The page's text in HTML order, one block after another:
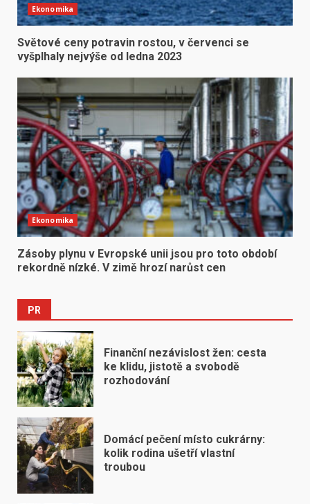
Ekonomika
Světové ceny potravin rostou, v červenci se
vyšplhaly nejvýše od ledna 2023
Ekonomika
Zásoby plynu v Evropské unii jsou pro toto období
rekordně nízké. V zimě hrozí narůst cen
PR
Finanční nezávislost žen: cesta
ke klidu, jistotě a svobodě
rozhodování
Domácí pečení místo cukrárny:
kolik rodina ušetří vlastní
troubou